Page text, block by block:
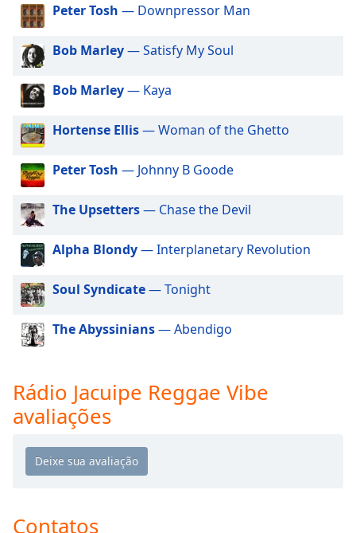
Picture
Fullscreen
This
modal
window.
Beginning
dialog
window.
Escape
cancel
and
close
window.
Opacity
Peter Tosh — Downpressor Man
Bob Marley— Satisfy My Soul
Bob Marley— Kaya
Hortense Ellis— Woman of the Ghetto
Peter Tosh — Johnny B Goode
The Upsetters— Chase the Devil
Alpha Blondy— Interplanetary Revolution
Soul Syndicate— Tonight
The Abyssinians— Abendigo
Rádio Jacuipe Reggae Vibe
avaliações
Contatos